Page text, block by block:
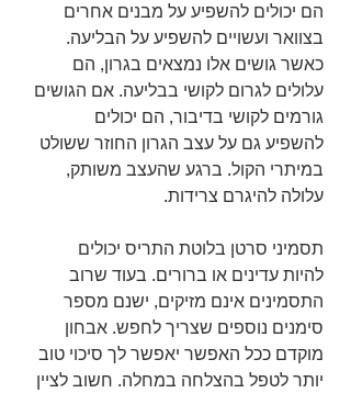
הם יכולים להשפיע על מבנים אחרים
בצוואר ועשויים להשפיע על הבליעה.
כאשר גושים אלו נמצאים בגרון, הם
עלולים לגרום לקושי בבליעה. אם הגושים
גורמים לקושי בדיבור, הם יכולים
להשפיע גם על עצב הגרון החוזר ששולט
במיתרי הקול. ברגע שהעצב משותק,
עלולה להיגרם צרידות.
תסמיני סרטן בלוטת התריס יכולים
להיות עדינים או ברורים. בעוד שרוב
התסמינים אינם מזיקים, ישנם מספר
סימנים נוספים שצריך לחפש. אבחון
מוקדם ככל האפשר יאפשר לך סיכוי טוב
יותר לטפל בהצלחה במחלה. חשוב לציין